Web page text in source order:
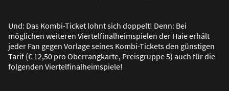
Und: Das Kombi-Ticket lohnt sich doppelt! Denn: Bei
möglichen weiteren Viertelfinalheimspielen der Haie erhält
jeder Fan gegen Vorlage seines Kombi-Tickets den günstigen
Tarif (€ 12,50 pro Oberrangkarte, Preisgruppe 5) auch für die
folgenden Viertelfinalheimspiele!